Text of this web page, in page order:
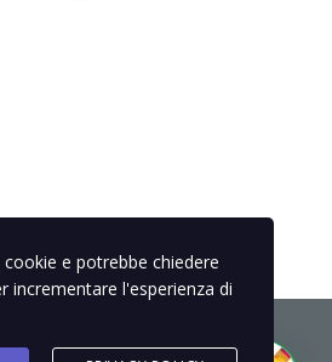
- Marta Cappello -Privacy
e potrebbe chiedere
incrementare l'esperienza di